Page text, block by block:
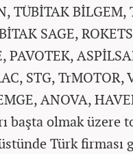
TÜBİTAK BİLGEM,
SAGE,
PAVOTEK,
STG, TrMOTOR,
ANOVA,
başta olmak üzere
Türk firması